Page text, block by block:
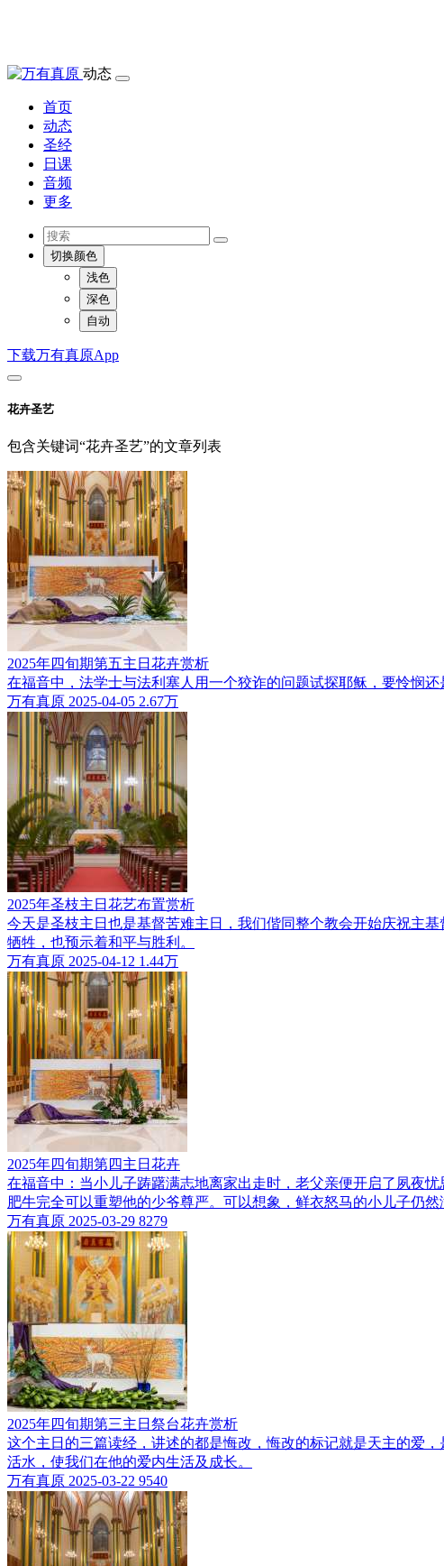
动态
首页
动态
圣经
日课
音频
更多
切换颜色
浅色
深色
自动
下载万有真原App
花卉圣艺
包含关键词“花卉圣艺”的文章列表
2025年四旬期第五主日花卉赏析
在福音中，法学士与法利塞人用一个狡诈的问题试探耶稣，要怜悯
万有真原 2025-04-05 2.67万
2025年圣枝主日花艺布置赏析
今天是圣枝主日也是基督苦难主日，我们偕同整个教会开始庆祝主
牺牲，也预示着和平与胜利。
万有真原 2025-04-12 1.44万
2025年四旬期第四主日花卉
在福音中：当小儿子踌躇满志地离家出走时，老父亲便开启了夙夜
肥牛完全可以重塑他的少爷尊严。可以想象，鲜衣怒马的小儿子仍
万有真原 2025-03-29 8279
2025年四旬期第三主日祭台花卉赏析
这个主日的三篇读经，讲述的都是悔改，悔改的标记就是天主的爱
活水，使我们在他的爱内生活及成长。
万有真原 2025-03-22 9540